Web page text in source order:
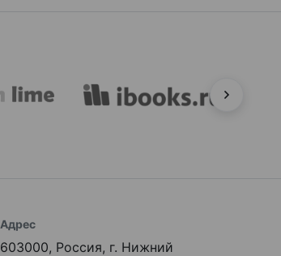
Адрес
603000, Россия, г. Нижний